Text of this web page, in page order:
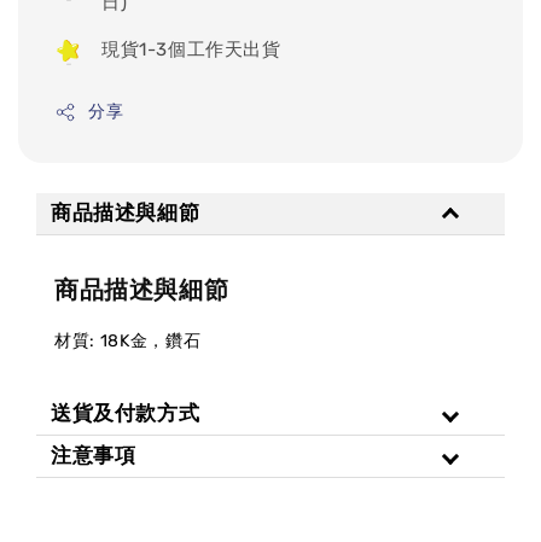
現貨1-3個工作天出貨
分享
商品描述與細節
商品描述與細節
材質: 18K金，鑽石
送貨及付款方式
注意事項